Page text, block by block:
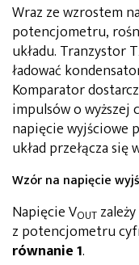
Wraz ze wzrostem
potencjometru,
układu. Tranzystor
ładować
Komparator
impulsów o
napięcie wyjściowe
układ przełącza
Wzór na napięcie
Napięcie VOUT
z potencjometru
równanie 1.